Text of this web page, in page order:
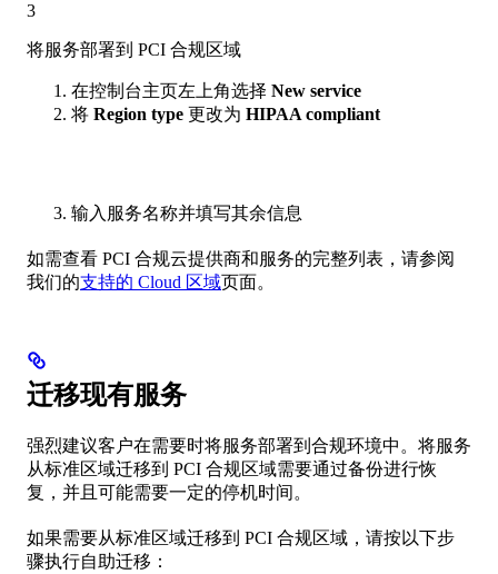
3
将服务部署到 PCI 合规区域
在控制台主页左上角选择 New service
将 Region type 更改为 HIPAA compliant
输入服务名称并填写其余信息
如需查看 PCI 合规云提供商和服务的完整列表，请参阅
我们的支持的 Cloud 区域页面。
迁移现有服务
强烈建议客户在需要时将服务部署到合规环境中。将服务
从标准区域迁移到 PCI 合规区域需要通过备份进行恢
复，并且可能需要一定的停机时间。
如果需要从标准区域迁移到 PCI 合规区域，请按以下步
骤执行自助迁移：